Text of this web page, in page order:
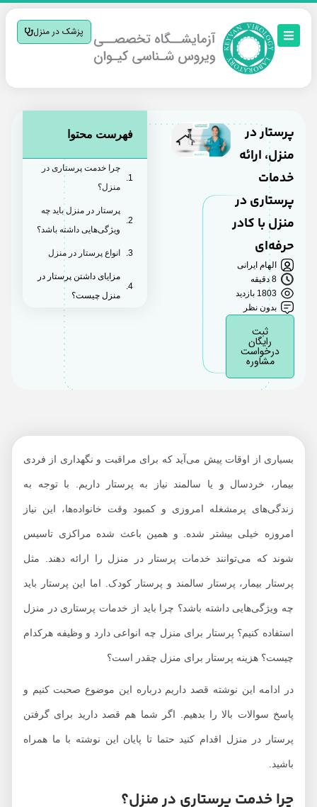
پزشک در منزل
پرستار در
منزل، ارائه
خدمات
پرستاری در
منزل با کادر
حرفه‌ای
الهام ایرانی
8 دقیقه
1803 بازدید
بدون نظر
رایگان
درخواست
مشاوره
فهرست محتوا
چرا خدمت پرستاری در
منزل؟
پرستار در منزل باید چه
ویژگی‌هایی داشته باشد؟
انواع پرستار در منزل
مزایای داشتن پرستار در
منزل چیست؟
تنوع خدمات پرستاری در
منزل هومژانس استفاده
کنم؟
درخواست پرستار در
منزل
بسیاری از اوقات پیش می‌آید که برای مراقبت و نگهداری از فردی
بیمار، خردسال و یا سالمند نیاز به پرستار داریم. با توجه به
زندگی‌های پرمشغله امروزی و کمبود وقت خانواده‌ها، این نیاز
امروزه خیلی بیشتر شده. و همین باعث شده مراکزی تاسیس
شوند که می‌توانند خدمات پرستار در منزل را ارائه دهند. مثل
پرستار بیمار، پرستار سالمند و پرستار کودک. اما این پرستار باید
چه ویژگی‌هایی داشته باشد؟ چرا باید از خدمات پرستاری در منزل
استفاده کنیم؟ پرستار برای منزل چه انواعی دارد و وظیفه هرکدام
چیست؟ هزینه پرستار برای منزل چقدر است؟
در ادامه این نوشته قصد داریم درباره این موضوع صحبت کنیم و
پاسخ سوالات بالا را بدهیم. اگر شما هم قصد دارید برای گرفتن
پرستار در منزل اقدام کنید حتما تا پایان این نوشته با ما همراه
باشید.
چرا خدمت پرستاری در منزل؟